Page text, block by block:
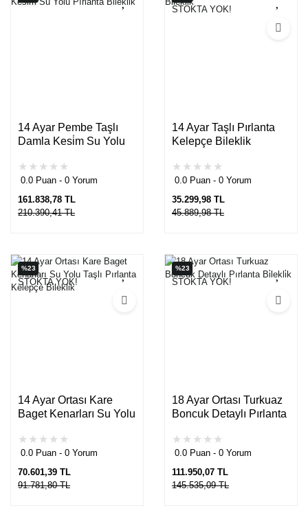
14 Ayar Pembe Taşlı
Damla Kesi̇m Su Yolu
0.0 Puan - 0 Yorum
161.838,78 TL
210.390,41 TL
STOKTA YOK!
14 Ayar Taşlı Pırlanta
Kelepçe Bileklik
0.0 Puan - 0 Yorum
35.299,98 TL
45.889,98 TL
%23
STOKTA YOK!
14 Ayar Ortası Kare
Baget Kenarları Su Yolu
Bileklik
0.0 Puan - 0 Yorum
70.601,39 TL
91.781,80 TL
%23
STOKTA YOK!
18 Ayar Ortası Turkuaz
Boncuk Detaylı Pırlanta
0.0 Puan - 0 Yorum
111.950,07 TL
145.535,09 TL